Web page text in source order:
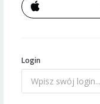
Login